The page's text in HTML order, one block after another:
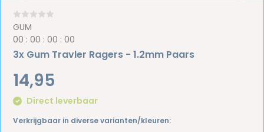
GUM
00 :00 :00 :00
3x Gum Travler Ragers - 1.2mm Paars
14,95
Direct leverbaar
Verkrijgbaar in diverse varianten/kleuren: